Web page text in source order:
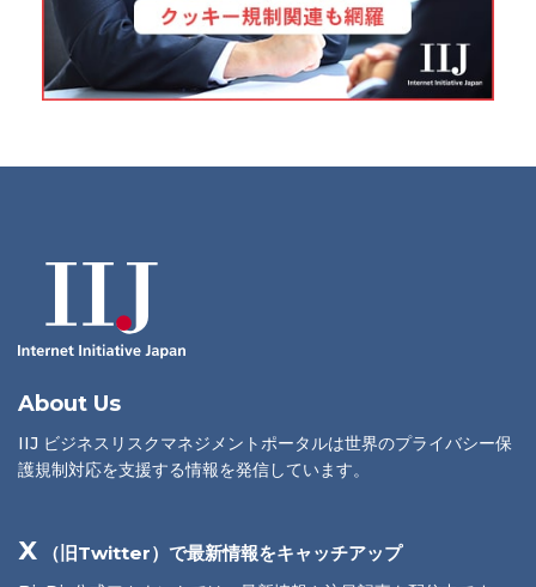
About Us
IIJ ビジネスリスクマネジメントポータルは世界のプライバシー保
護規制対応を支援する情報を発信しています。
X （旧Twitter）で最新情報をキャッチアップ